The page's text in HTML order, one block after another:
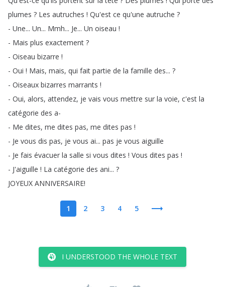
plumes ? Les autruches ! Qu'est ce qu'une autruche ?
- Une... Un... Mmh... Je... Un oiseau !
- Mais plus exactement ?
- Oiseau bizarre !
- Oui ! Mais, mais, qui fait partie de la famille des... ?
- Oiseaux bizarres marrants !
- Oui, alors, attendez, je vais vous mettre sur la voie, c'est la
catégorie des a-
- Me dites, me dites pas, me dites pas !
- Je vous dis pas, je vous ai... pas je vous aiguille
- Je fais évacuer la salle si vous dites ! Vous dites pas !
- J'aiguille ! La catégorie des ani... ?
JOYEUX ANNIVERSAIRE!
1 2 3 4 5
I UNDERSTOOD THE WHOLE TEXT